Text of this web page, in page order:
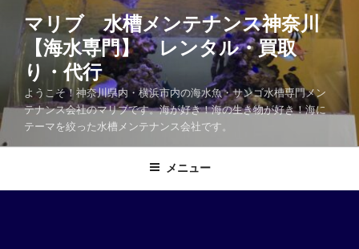
マリブ 水槽メンテナンス神奈川
【海水専門】 レンタル・買取
り・代行
ようこそ！神奈川県内・横浜市内の海水魚・サンゴ水槽専門メン
テナンス会社のマリブです。海が好き！海の生き物が好き！海に
テーマを絞った水槽メンテナンス会社です。
メニュー